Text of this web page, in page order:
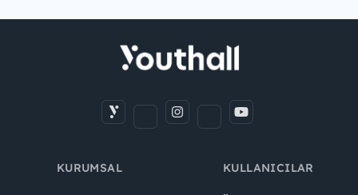
KURUMSAL KULLANICILAR